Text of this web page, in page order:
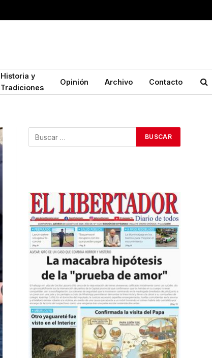
Historia y
Tradiciones
Opinión Archivo Contacto